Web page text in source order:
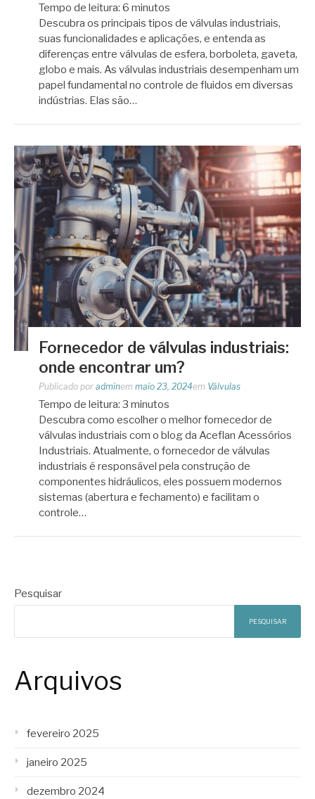
Tempo de leitura: 6 minutos
Descubra os principais tipos de válvulas industriais,
suas funcionalidades e aplicações, e entenda as
diferenças entre válvulas de esfera, borboleta, gaveta,
globo e mais. As válvulas industriais desempenham um
papel fundamental no controle de fluidos em diversas
indústrias. Elas são…
Fornecedor de válvulas industriais:
onde encontrar um?
Publicado por adminem maio 23, 2024em Válvulas
Tempo de leitura: 3 minutos
Descubra como escolher o melhor fornecedor de
válvulas industriais com o blog da Aceflan Acessórios
Industriais. Atualmente, o fornecedor de válvulas
industriais é responsável pela construção de
componentes hidráulicos, eles possuem modernos
sistemas (abertura e fechamento) e facilitam o
controle…
Pesquisar
PESQUISAR
Arquivos
fevereiro 2025
janeiro 2025
dezembro 2024